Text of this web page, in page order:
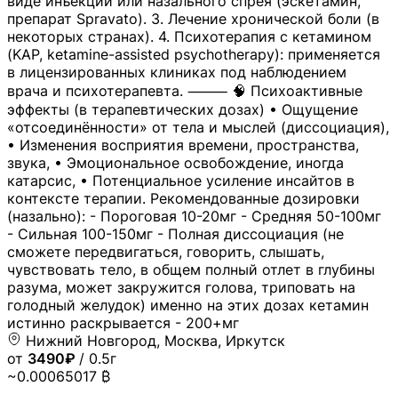
препарат Spravato). 3. Лечение хронической боли (в
некоторых странах). 4. Психотерапия с кетамином
(KAP, ketamine-assisted psychotherapy): применяется
в лицензированных клиниках под наблюдением
врача и психотерапевта. ⸻ 🧠 Психоактивные
эффекты (в терапевтических дозах) • Ощущение
«отсоединённости» от тела и мыслей (диссоциация),
• Изменения восприятия времени, пространства,
звука, • Эмоциональное освобождение, иногда
катарсис, • Потенциальное усиление инсайтов в
контексте терапии. Рекомендованные дозировки
(назально): - Пороговая 10-20мг - Средняя 50-100мг
- Сильная 100-150мг - Полная диссоциация (не
сможете передвигаться, говорить, слышать,
чувствовать тело, в общем полный отлет в глубины
разума, может закружится голова, триповать на
голодный желудок) именно на этих дозах кетамин
истинно раскрывается - 200+мг
Нижний Новгород, Москва, Иркутск
от 3490₽ / 0.5г
~0.00065017 ₿